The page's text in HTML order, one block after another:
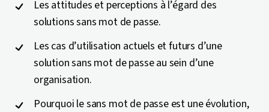
Les attitudes et perceptions à l’égard des
solutions sans mot de passe.
Les cas d’utilisation actuels et futurs d’une
solution sans mot de passe au sein d’une
organisation.
Pourquoi le sans mot de passe est une évolution,